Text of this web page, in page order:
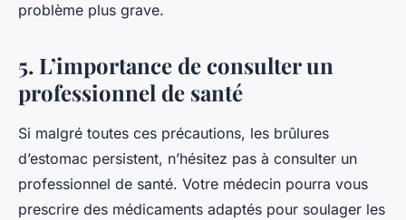
problème plus grave.
5. L’importance de consulter un
professionnel de santé
Si malgré toutes ces précautions, les brûlures
d’estomac persistent, n’hésitez pas à consulter un
professionnel de santé. Votre médecin pourra vous
prescrire des médicaments adaptés pour soulager les